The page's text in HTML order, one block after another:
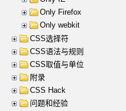
Only Firefox
Only webkit
CSS选择符
CSS语法与规则
CSS取值与单位
附录
CSS Hack
问题和经验